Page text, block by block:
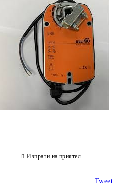
Изпрати на приятел
Tweet